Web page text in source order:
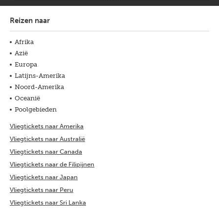
Reizen naar
Afrika
Azië
Europa
Latijns-Amerika
Noord-Amerika
Oceanië
Poolgebieden
Vliegtickets naar Amerika
Vliegtickets naar Australië
Vliegtickets naar Canada
Vliegtickets naar de Filipijnen
Vliegtickets naar Japan
Vliegtickets naar Peru
Vliegtickets naar Sri Lanka